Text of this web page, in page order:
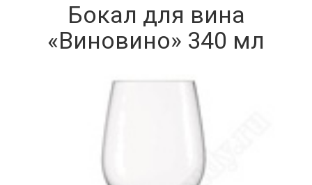
Бокал для вина
«Виновино» 340 мл